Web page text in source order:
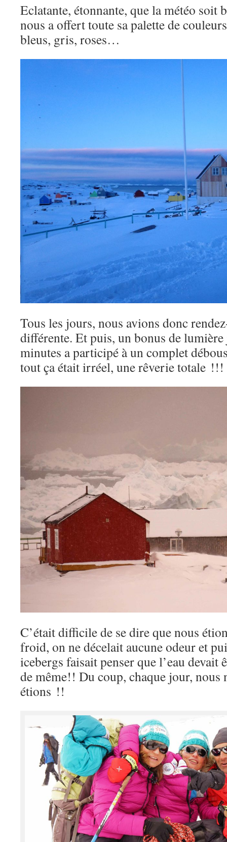
Eclatante, étonnante, que la météo soit
nous a offert toute sa palette de
bleus, gris, roses…
Tous les jours, nous avions donc
différente. Et puis, un bonus de
minutes a participé à un complet
tout ça était irréel, une rêverie totale !!!
C’était difficile de se dire que nous
froid, on ne décelait aucune odeur et
icebergs faisait penser que l’eau
de même!! Du coup, chaque jour, nous
étions !!